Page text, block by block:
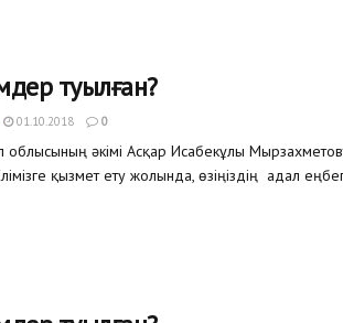
туылған?
01.10.2018 0
облысының әкімі Асқар Исабекұлы
қызмет ету жолында, өзіңіздің адал